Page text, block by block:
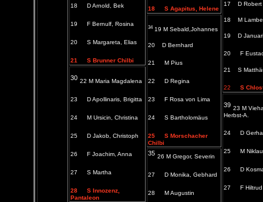
18 S Agapitus, Helene
18 D Arnold, Bek
19 F Bernulf, Rosina
20 S Margareta, Elias
21 S Brunner Chilbi
17 D Robert
18 M
19 D
20 F
21 S
22 S
3419 M Sebald,Johannes
20 D Bernhard
21 M Pius
22 D Regina
23 F Rosa von Lima
24 S Bartholomäus
25
S Morschacher
Chilbi
30 22 M Maria Magdalena
23 D Apollinaris, Brigitta
24 M Ursicin, Christina
25 D Jakob, Christoph
26 F Joachim, Anna
27 S Martha
28
S Innozenz,
Pantaleon
39 23 M
Herbst-A.
24 D
25 M
26 D
27 F Hiltrud
35 26 M Gregor, Severin
27 D Monika, Gebhard
28 M Augustin